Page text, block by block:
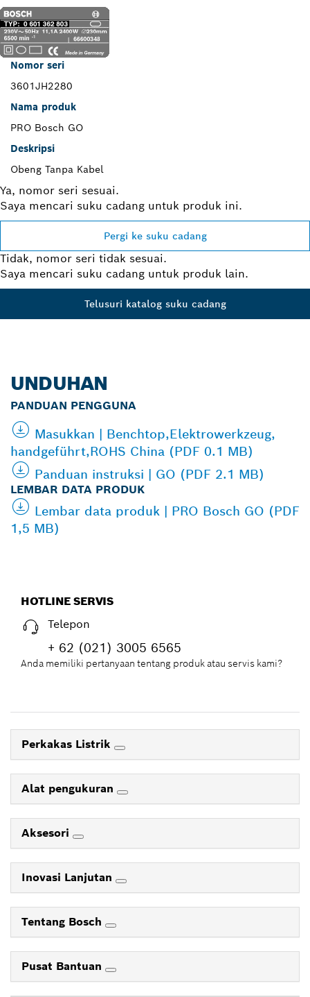
Nomor seri
3601JH2280
Nama produk
PRO Bosch GO
Deskripsi
Obeng Tanpa Kabel
Ya, nomor seri sesuai.
Saya mencari suku cadang untuk produk ini.
Pergi ke suku cadang
Tidak, nomor seri tidak sesuai.
Saya mencari suku cadang untuk produk lain.
Telusuri katalog suku cadang
UNDUHAN
PANDUAN PENGGUNA
Masukkan | Benchtop,Elektrowerkzeug,
handgeführt,ROHS China (PDF 0.1 MB)
Panduan instruksi | GO (PDF 2.1 MB)
LEMBAR DATA PRODUK
Lembar data produk | PRO Bosch GO (PDF
1,5 MB)
HOTLINE SERVIS
Telepon
+ 62 (021) 3005 6565
Anda memiliki pertanyaan tentang produk atau servis kami?
Perkakas Listrik
Alat pengukuran
Aksesori
Inovasi Lanjutan
Tentang Bosch
Pusat Bantuan